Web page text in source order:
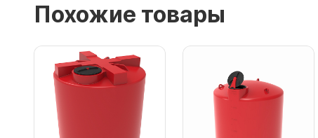
Похожие товары